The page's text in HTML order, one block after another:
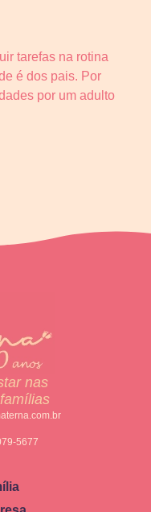
tarefas na rotina
é dos pais. Por
por um adulto
nas
5677